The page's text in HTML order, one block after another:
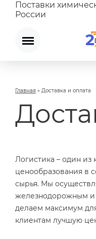
Поставки
России
Главная » Доставка и оплата
Логистика – один из
ценообразования в
сырья. Мы
железнодорожным и
делаем максимум
клиентам лучшую